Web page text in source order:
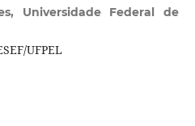
Universidade Federal de
UFPEL